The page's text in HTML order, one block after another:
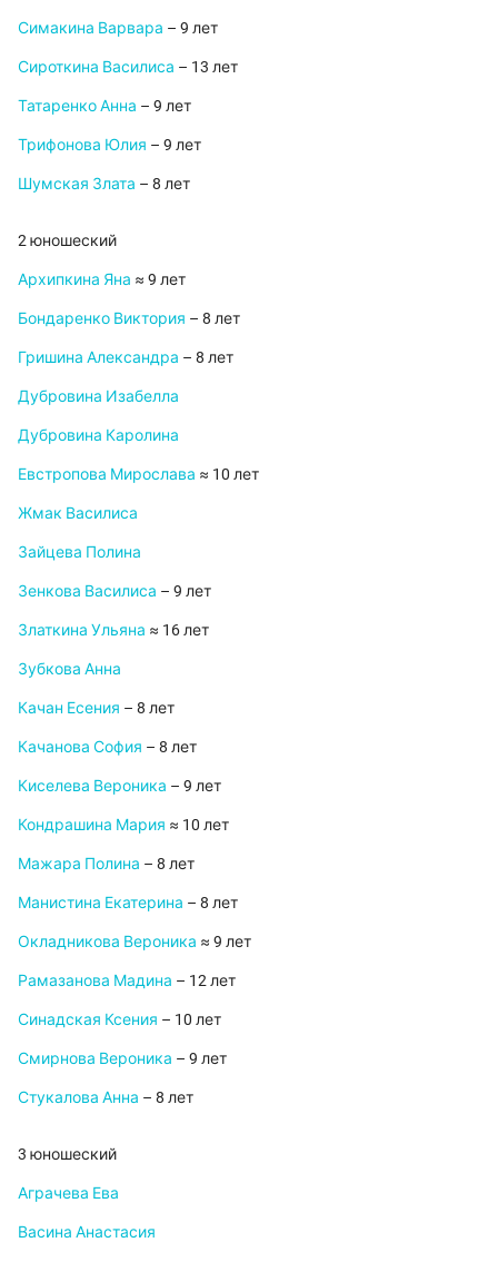
Симакина Варвара – 9 лет
Сироткина Василиса – 13 лет
Татаренко Анна – 9 лет
Трифонова Юлия – 9 лет
Шумская Злата – 8 лет
2 юношеский
Архипкина Яна ≈ 9 лет
Бондаренко Виктория – 8 лет
Гришина Александра – 8 лет
Дубровина Изабелла
Дубровина Каролина
Евстропова Мирослава ≈ 10 лет
Жмак Василиса
Зайцева Полина
Зенкова Василиса – 9 лет
Златкина Ульяна ≈ 16 лет
Зубкова Анна
Качан Есения – 8 лет
Качанова София – 8 лет
Киселева Вероника – 9 лет
Кондрашина Мария ≈ 10 лет
Мажара Полина – 8 лет
Манистина Екатерина – 8 лет
Окладникова Вероника ≈ 9 лет
Рамазанова Мадина – 12 лет
Синадская Ксения – 10 лет
Смирнова Вероника – 9 лет
Стукалова Анна – 8 лет
3 юношеский
Аграчева Ева
Васина Анастасия